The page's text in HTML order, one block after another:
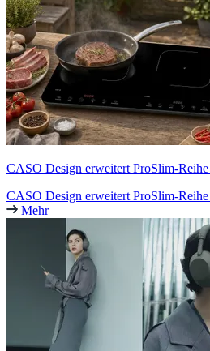
CASO Design erweitert ProSlim-
CASO Design erweitert ProSlim-
Mehr